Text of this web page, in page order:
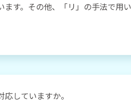
す。その他、「リ」の手法で用
していますか。